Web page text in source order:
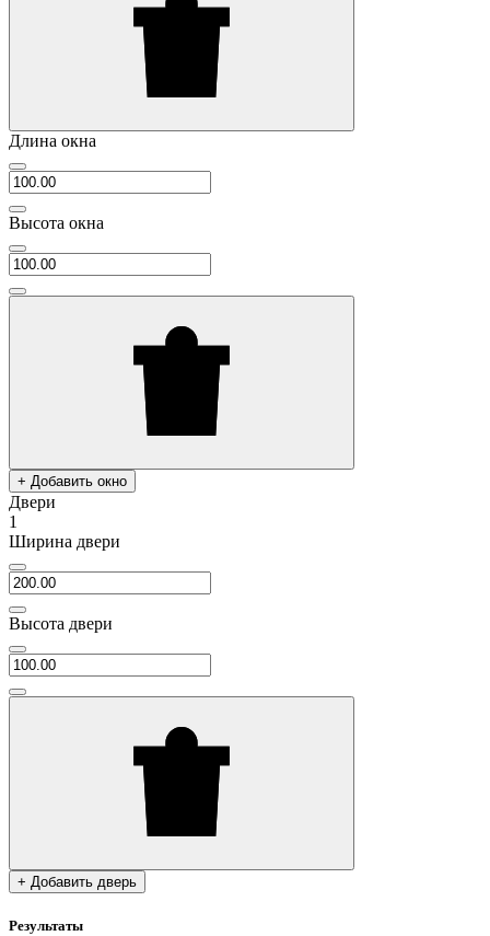
Длина окна
Высота окна
+ Добавить окно
Двери
1
Ширина двери
Высота двери
+ Добавить дверь
Результаты